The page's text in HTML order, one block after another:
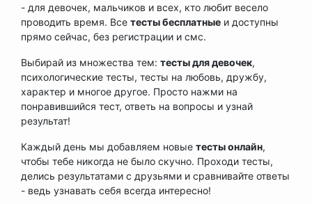
- для девочек, мальчиков и всех, кто любит весело
проводить время. Все тесты бесплатные и доступны
прямо сейчас, без регистрации и смс.
Выбирай из множества тем: тесты для девочек,
психологические тесты, тесты на любовь, дружбу,
характер и многое другое. Просто нажми на
понравившийся тест, ответь на вопросы и узнай
результат!
Каждый день мы добавляем новые тесты онлайн,
чтобы тебе никогда не было скучно. Проходи тесты,
делись результатами с друзьями и сравнивайте ответы
- ведь узнавать себя всегда интересно!